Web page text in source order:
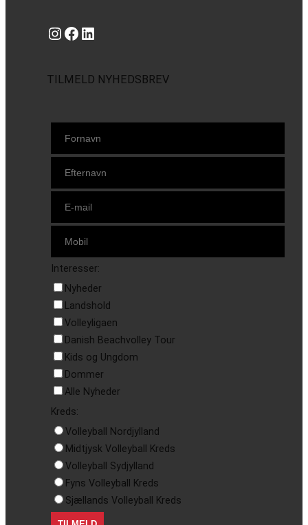
Instagram https://www.facebook.com/danishbeachvolleytour LinkedIn
TILMELD NYHEDSBREV
Interesser:
Nyheder
Landshold
Volleyligaen
Danish Beachvolley Tour
Kids og Ungdom
Dommer
Alle Nyheder
Kreds:
Volleyball Nordjylland
Midtjysk Volleyball Kreds
Volleyball Sydjylland
Fyns Volleyball Kreds
Sjællands Volleyball Kreds